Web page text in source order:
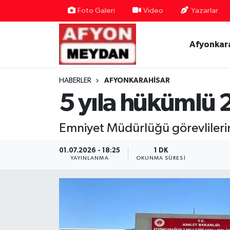
Foto Galeri Video Yazarlar
HABERLER AFYONKARAHISAR
5 yıla hükümlü
Emniyet Müdürlüğü
01.07.2026 - 18:25
YAYINLANMA
1 DK
OKUNMA SÜRESI
Nöbetçi Eczaneler
Hava Durumu
Süper Lig Puan Durumu ve Fikstür